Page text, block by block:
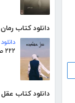
دانلود کتاب
۲۲۲ صفحه
دانلود کتاب